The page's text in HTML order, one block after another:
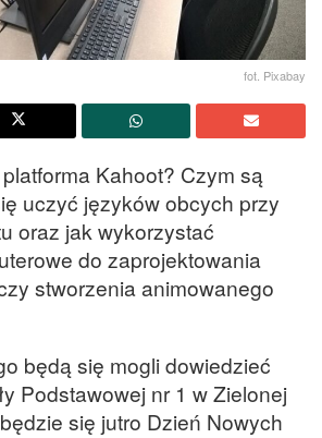
fot. Pixabay
Kahoot? Czym są
uczyć języków obcych przy
oraz jak wykorzystać
do zaprojektowania
stworzenia animowanego
będą się mogli dowiedzieć
Podstawowej nr 1 w Zielonej
się jutro Dzień Nowych